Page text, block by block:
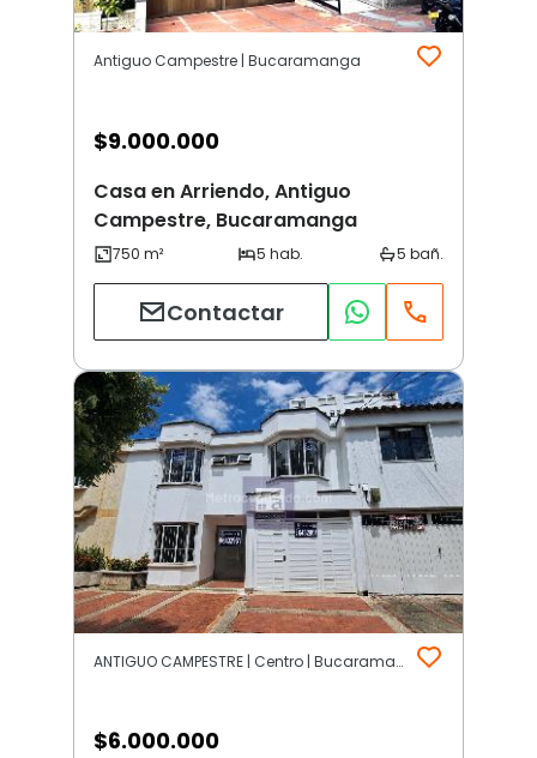
Antiguo Campestre | Bucaramanga
$9.000.000
Casa en Arriendo, Antiguo
Campestre, Bucaramanga
Contactar
ANTIGUO CAMPESTRE | Centro | Bucaramanga
$6.000.000